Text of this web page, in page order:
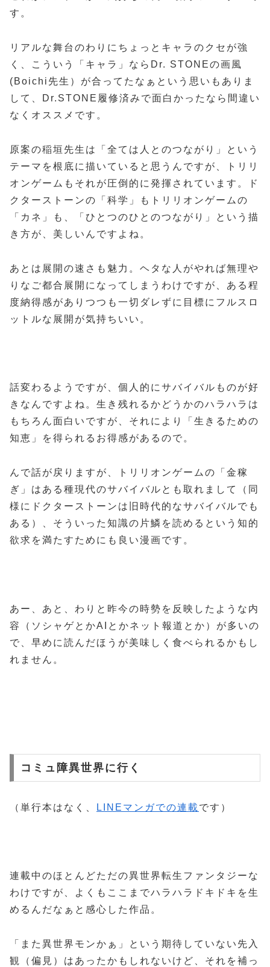
す。
リアルな舞台のわりにちょっとキャラのクセが強
く、こういう「キャラ」ならDr. STONEの画風
(Boichi先生）が合ってたなぁという思いもありま
して、Dr.STONE履修済みで面白かったなら間違い
なくオススメです。
原案の稲垣先生は「全ては人とのつながり」という
テーマを根底に描いていると思うんですが、トリリ
オンゲームもそれが圧倒的に発揮されています。ド
クターストーンの「科学」もトリリオンゲームの
「カネ」も、「ひとつのひとのつながり」という描
き方が、美しいんですよね。
あとは展開の速さも魅力。ヘタな人がやれば無理や
りなご都合展開になってしまうわけですが、ある程
度納得感がありつつも一切ダレずに目標にフルスロ
ットルな展開が気持ちいい。
話変わるようですが、個人的にサバイバルものが好
きなんですよね。生き残れるかどうかのハラハラは
もちろん面白いですが、それにより「生きるための
知恵」を得られるお得感があるので。
んで話が戻りますが、トリリオンゲームの「金稼
ぎ」はある種現代のサバイバルとも取れまして（同
様にドクターストーンは旧時代的なサバイバルでも
ある）、そういった知識の片鱗を読めるという知的
欲求を満たすためにも良い漫画です。
あー、あと、わりと昨今の時勢を反映したような内
容（ソシャゲとかAIとかネット報道とか）が多いの
で、早めに読んだほうが美味しく食べられるかもし
れません。
コミュ障異世界に行く
（単行本はなく、 LINEマンガでの連載です）
連載中のほとんどただの異世界転生ファンタジーな
わけですが、よくもここまでハラハラドキドキを生
めるんだなぁと感心した作品。
「また異世界モンかぁ」という期待していない先入
観（偏見）はあったかもしれないけど、それを補っ